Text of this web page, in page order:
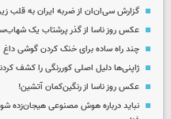
گزارش سی‌ان‌ان از ضربه ایران به
عکس روز ناسا از گذر پرشتاب یک
چند راه‌ ساده برای خنک کردن گوشی داغ
ژاپنی‌ها دلیل اصلی کوررنگی را کشف
عکس روز ناسا از رنگین‌کمان آتشین!
نباید درباره هوش مصنوعی هیجان‌زده